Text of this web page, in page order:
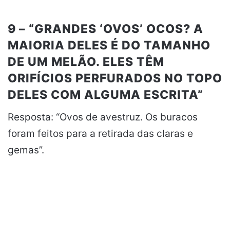
9 – “GRANDES ‘OVOS’ OCOS? A
MAIORIA DELES É DO TAMANHO
DE UM MELÃO. ELES TÊM
ORIFÍCIOS PERFURADOS NO TOPO
DELES COM ALGUMA ESCRITA”
Resposta: “Ovos de avestruz. Os buracos
foram feitos para a retirada das claras e
gemas”.